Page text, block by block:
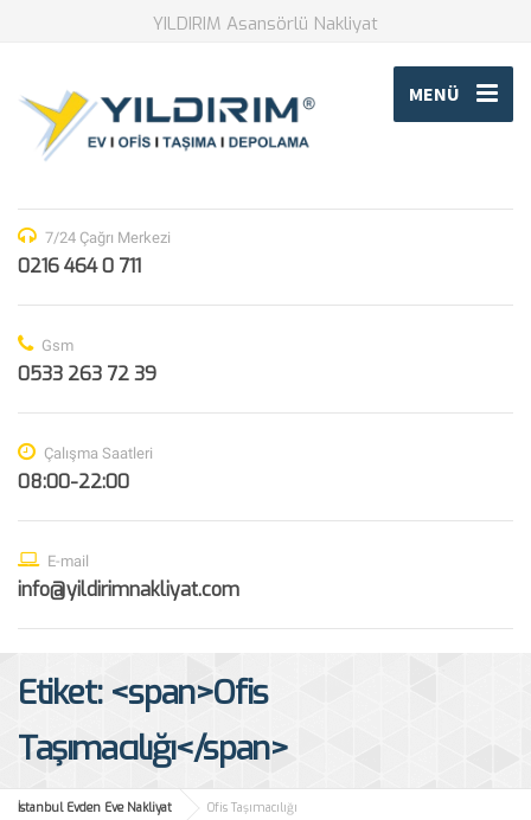
YILDIRIM Asansörlü Nakliyat
MENÜ
7/24 Çağrı Merkezi
0216 464 0 711
Gsm
0533 263 72 39
Çalışma Saatleri
08:00-22:00
E-mail
info@yildirimnakliyat.com
Etiket: <span>Ofis
Taşımacılığı</span>
İstanbul Evden Eve Nakliyat Ofis Taşımacılığı